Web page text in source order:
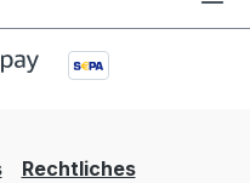
Rechtliches